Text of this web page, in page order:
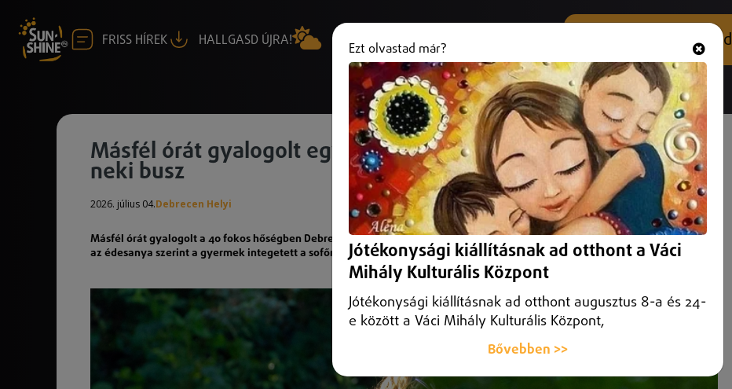
FRISS HÍREK HALLGASD ÚJRA! +36 (20) 316 3000 Hallgasd és nézd
Másfél órát gyalogolt egy 13 éves kislány, mert nem állt meg
neki busz
2026. július 04.Debrecen Helyi
Másfél órát gyalogolt a 40 fokos hőségben Debrecenben egy 13 éves kislány, mert nem állt meg neki a Volánbusz járata, bár
az édesanya szerint a gyermek integetett a sofőrnek.
Ezt olvastad már?
Jótékonysági kiállításnak ad otthont a Váci
Mihály Kulturális Központ
Jótékonysági kiállításnak ad otthont augusztus 8-a és 24-
e között a Váci Mihály Kulturális Központ,
Bővebben >>